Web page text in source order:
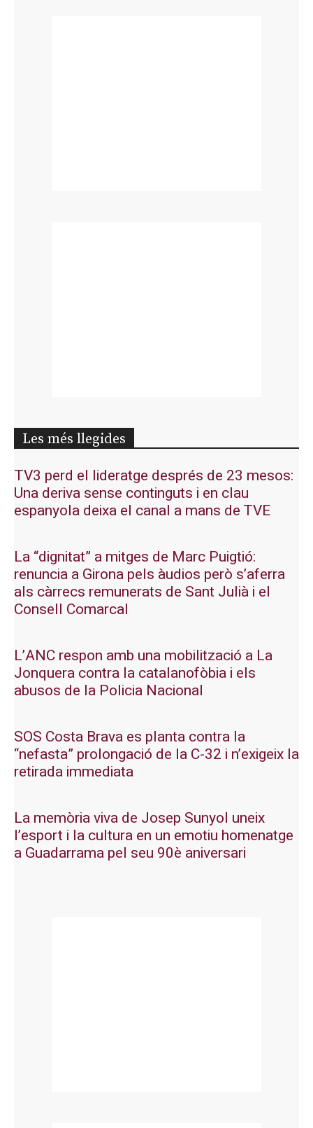
Les més llegides
TV3 perd el lideratge després de 23 mesos:
Una deriva sense continguts i en clau
espanyola deixa el canal a mans de TVE
La “dignitat” a mitges de Marc Puigtió:
renuncia a Girona pels àudios però s’aferra
als càrrecs remunerats de Sant Julià i el
Consell Comarcal
L’ANC respon amb una mobilització a La
Jonquera contra la catalanofòbia i els
abusos de la Policia Nacional
SOS Costa Brava es planta contra la
“nefasta” prolongació de la C-32 i n’exigeix la
retirada immediata
La memòria viva de Josep Sunyol uneix
l’esport i la cultura en un emotiu homenatge
a Guadarrama pel seu 90è aniversari